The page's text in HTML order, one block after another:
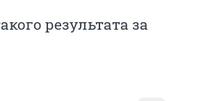
результата за